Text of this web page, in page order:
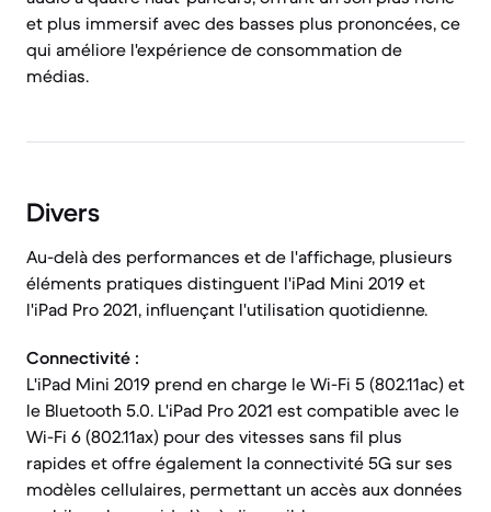
et plus immersif avec des basses plus prononcées, ce
qui améliore l'expérience de consommation de
médias.
Divers
Au-delà des performances et de l'affichage, plusieurs
éléments pratiques distinguent l'iPad Mini 2019 et
l'iPad Pro 2021, influençant l'utilisation quotidienne.
Connectivité :
L'iPad Mini 2019 prend en charge le Wi-Fi 5 (802.11ac) et
le Bluetooth 5.0. L'iPad Pro 2021 est compatible avec le
Wi-Fi 6 (802.11ax) pour des vitesses sans fil plus
rapides et offre également la connectivité 5G sur ses
modèles cellulaires, permettant un accès aux données